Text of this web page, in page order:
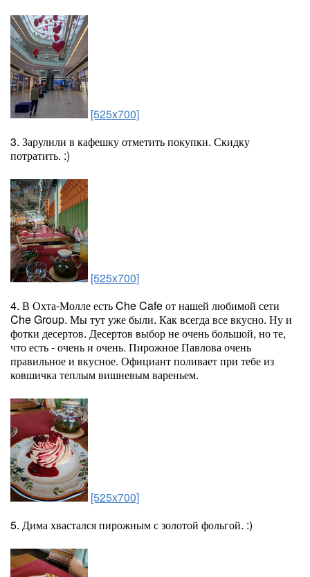
[525x700]
3. Зарулили в кафешку отметить покупки. Скидку
потратить. :)
[525x700]
4. В Охта-Молле есть Che Cafe от нашей любимой сети
Che Group. Мы тут уже были. Как всегда все вкусно. Ну и
фотки десертов. Десертов выбор не очень большой, но те,
что есть - очень и очень. Пирожное Павлова очень
правильное и вкусное. Официант поливает при тебе из
ковшичка теплым вишневым вареньем.
[525x700]
5. Дима хвастался пирожным с золотой фольгой. :)